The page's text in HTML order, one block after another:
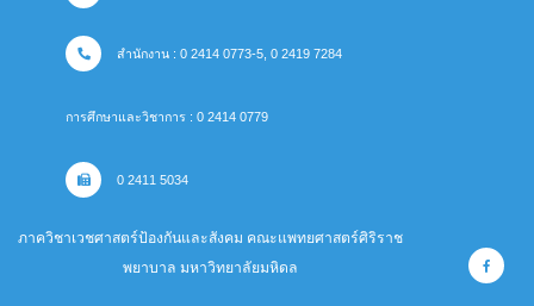
สำนักงาน : 0 2414 0773-5, 0 2419 7284
การศึกษาและวิชาการ : 0 2414 0779
0 2411 5034
ภาควิชาเวชศาสตร์ป้องกันและสังคม คณะแพทยศาสตร์ศิริราช
พยาบาล มหาวิทยาลัยมหิดล